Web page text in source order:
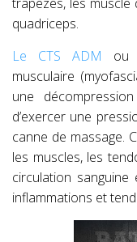
quadriceps.
Le CTS ADM ou
musculaire
une
d’exercer une
canne de massage.
les muscles, les
circulation
inflammations et